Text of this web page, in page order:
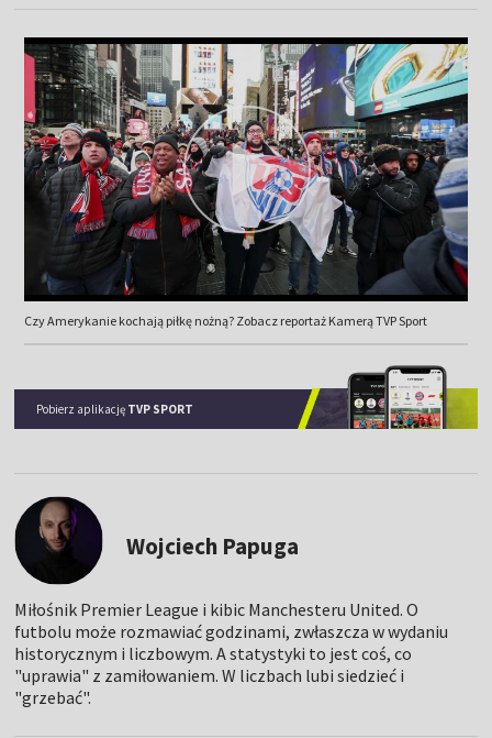
Czy Amerykanie kochają piłkę nożną? Zobacz reportaż Kamerą TVP Sport
Pobierz aplikację TVP SPORT
Wojciech Papuga
Miłośnik Premier League i kibic Manchesteru United. O
futbolu może rozmawiać godzinami, zwłaszcza w wydaniu
historycznym i liczbowym. A statystyki to jest coś, co
"uprawia" z zamiłowaniem. W liczbach lubi siedzieć i
"grzebać".